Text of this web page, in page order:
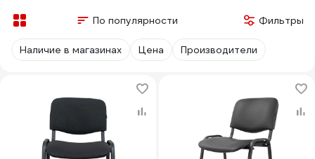
По популярности Фильтры
Наличие в магазинах Цена Производители